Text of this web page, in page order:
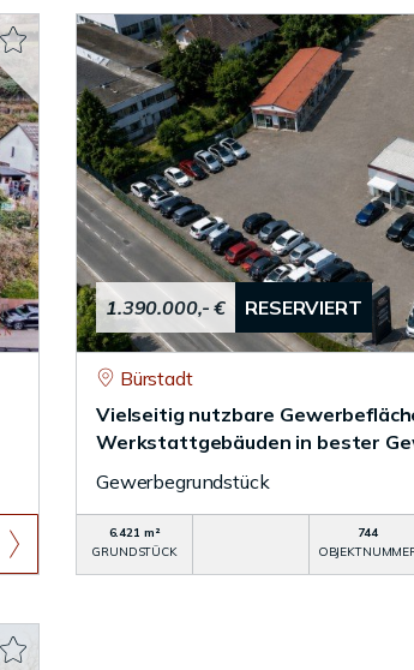
1.390.000,- € RESERVIERT
Bürstadt
Vielseitig nutzbare
Werkstattgebäuden in bester
Gewerbegrundstück
6.421 m²
GRUNDSTÜCK
744